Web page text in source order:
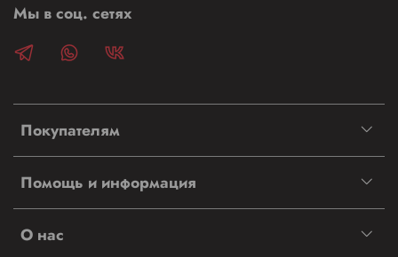
Покупателям
Помощь и информация
О нас
Мы в соц. сетях